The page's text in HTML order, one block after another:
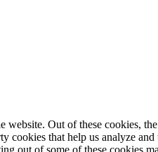
Out of these cookies,
that help us analyze
out of some of these cookies